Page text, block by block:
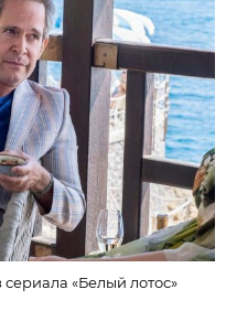
«Белый лотос»